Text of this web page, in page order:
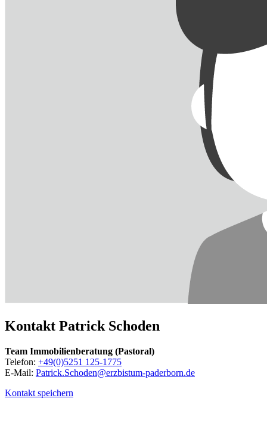
Kontakt Patrick Schoden
Team Immobilienberatung (Pastoral)
Telefon: +49(0)5251 125-1775
E-Mail: Patrick.Schoden@erzbistum-paderborn.de
Kontakt speichern